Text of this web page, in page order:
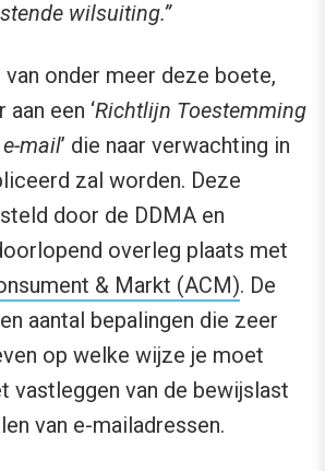
wilsuiting.”
van onder meer deze boete,
een ‘Richtlijn Toestemming
mail’ die naar verwachting in
zal worden. Deze
door de DDMA en
overleg plaats met
& Markt (ACM). De
aantal bepalingen die zeer
op welke wijze je moet
vastleggen van de bewijslast
van e-mailadressen.